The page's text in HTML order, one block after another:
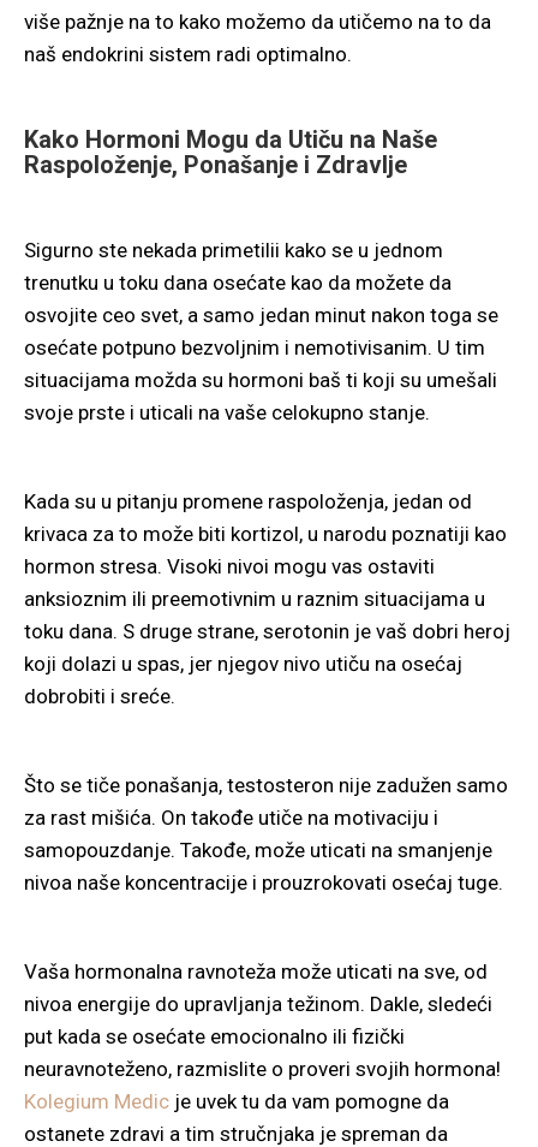
više pažnje na to kako možemo da utičemo na to da
naš endokrini sistem radi optimalno.
Kako Hormoni Mogu da Utiču na Naše
Raspoloženje, Ponašanje i Zdravlje
Sigurno ste nekada primetilii kako se u jednom
trenutku u toku dana osećate kao da možete da
osvojite ceo svet, a samo jedan minut nakon toga se
osećate potpuno bezvoljnim i nemotivisanim. U tim
situacijama možda su hormoni baš ti koji su umešali
svoje prste i uticali na vaše celokupno stanje.
Kada su u pitanju promene raspoloženja, jedan od
krivaca za to može biti kortizol, u narodu poznatiji kao
hormon stresa. Visoki nivoi mogu vas ostaviti
anksioznim ili preemotivnim u raznim situacijama u
toku dana. S druge strane, serotonin je vaš dobri heroj
koji dolazi u spas, jer njegov nivo utiču na osećaj
dobrobiti i sreće.
Što se tiče ponašanja, testosteron nije zadužen samo
za rast mišića. On takođe utiče na motivaciju i
samopouzdanje. Takođe, može uticati na smanjenje
nivoa naše koncentracije i prouzrokovati osećaj tuge.
Vaša hormonalna ravnoteža može uticati na sve, od
nivoa energije do upravljanja težinom. Dakle, sledeći
put kada se osećate emocionalno ili fizički
neuravnoteženo, razmislite o proveri svojih hormona!
Kolegium Medic je uvek tu da vam pomogne da
ostanete zdravi a tim stručnjaka je spreman da